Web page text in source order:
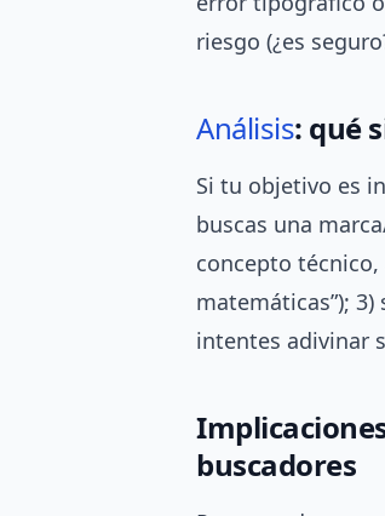
riesgo (¿es
Análisis: qué
Si tu objetivo es
buscas una
concepto técnico,
matemáticas”);
intentes adivinar
buscadores